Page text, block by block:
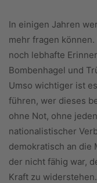
In einigen Jahren
mehr fragen
noch lebhafte
Bombenhagel und
Umso wichtiger ist
führen, wer dieses
ohne Not, ohne
nationalistischer
demokratisch an die
der nicht fähig war,
Kraft zu widerstehen.